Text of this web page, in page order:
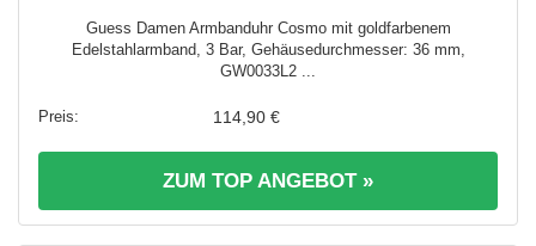
Guess Damen Armbanduhr Cosmo mit goldfarbenem
Edelstahlarmband, 3 Bar, Gehäusedurchmesser: 36 mm,
GW0033L2 ...
114,90 €
ZUM TOP ANGEBOT »